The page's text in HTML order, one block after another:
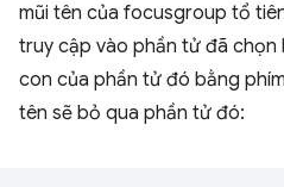
mũi tên của focusgroup tổ
truy cập vào phần tử đã chọn
con của phần tử đó bằng
tên sẽ bỏ qua phần tử đó: